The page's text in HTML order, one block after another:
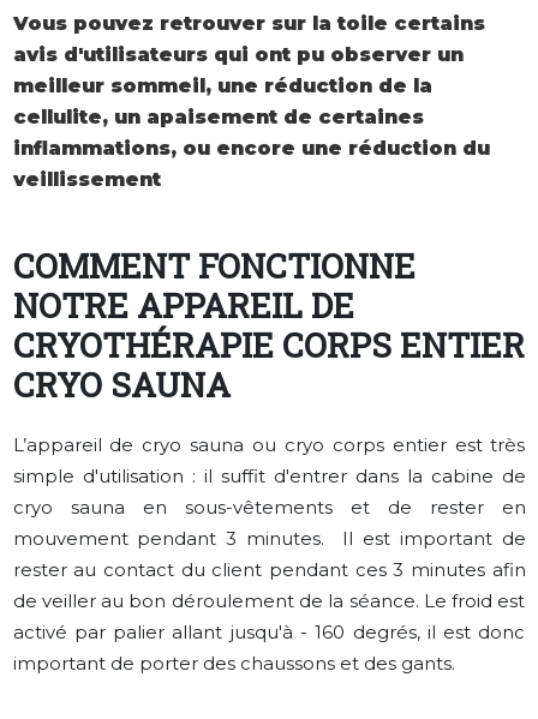
Vous pouvez retrouver sur la toile certains
avis d'utilisateurs qui ont pu observer un
meilleur sommeil, une réduction de la
cellulite, un apaisement de certaines
inflammations, ou encore une réduction du
veillissement
COMMENT FONCTIONNE
NOTRE APPAREIL DE
CRYOTHÉRAPIE CORPS ENTIER
CRYO SAUNA
L’appareil de cryo sauna ou cryo corps entier est très
simple d'utilisation : il suffit d'entrer dans la cabine de
cryo sauna en sous-vêtements et de rester en
mouvement pendant 3 minutes. Il est important de
rester au contact du client pendant ces 3 minutes afin
de veiller au bon déroulement de la séance. Le froid est
activé par palier allant jusqu'à - 160 degrés, il est donc
important de porter des chaussons et des gants.